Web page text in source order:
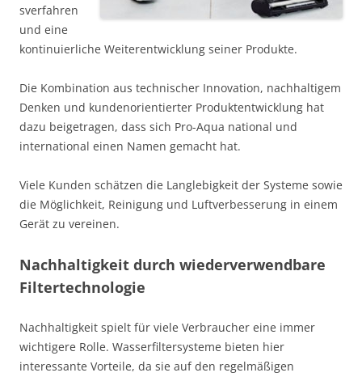
sverfahren
und eine
kontinuierliche Weiterentwicklung seiner Produkte.
Die Kombination aus technischer Innovation, nachhaltigem
Denken und kundenorientierter Produktentwicklung hat
dazu beigetragen, dass sich Pro-Aqua national und
international einen Namen gemacht hat.
Viele Kunden schätzen die Langlebigkeit der Systeme sowie
die Möglichkeit, Reinigung und Luftverbesserung in einem
Gerät zu vereinen.
Nachhaltigkeit durch wiederverwendbare
Filtertechnologie
Nachhaltigkeit spielt für viele Verbraucher eine immer
wichtigere Rolle. Wasserfiltersysteme bieten hier
interessante Vorteile, da sie auf den regelmäßigen